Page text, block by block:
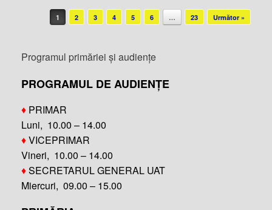
Post navigation
1 2 3 4 5 6 … 23 Următor »
Programul primăriei și audiențe
PROGRAMUL DE AUDIENȚE
♦ PRIMAR
Luni, 10.00 – 14.00
♦VICEPRIMAR
Vineri, 10.00 – 14.00
♦SECRETARUL GENERAL UAT
Miercuri, 09.00 – 15.00